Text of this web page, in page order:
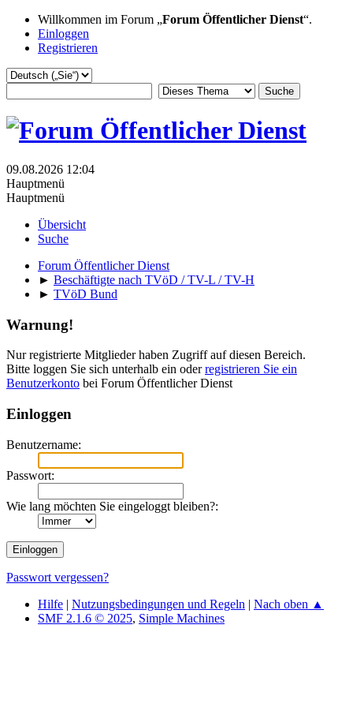
Willkommen im Forum „Forum Öffentlicher Dienst“.
Einloggen
Registrieren
09.08.2026 12:04
Hauptmenü
Hauptmenü
Übersicht
Suche
Forum Öffentlicher Dienst
► Beschäftigte nach TVöD / TV-L / TV-H
► TVöD Bund
Warnung!
Nur registrierte Mitglieder haben Zugriff auf diesen Bereich.
Bitte loggen Sie sich unterhalb ein oderregistrieren Sie ein
Benutzerkonto bei Forum Öffentlicher Dienst
Einloggen
Benutzername:
Passwort:
Wie lang möchten Sie eingeloggt bleiben?:
Passwort vergessen?
Hilfe | Nutzungsbedingungen und Regeln | Nach oben ▲
SMF 2.1.6 © 2025, Simple Machines